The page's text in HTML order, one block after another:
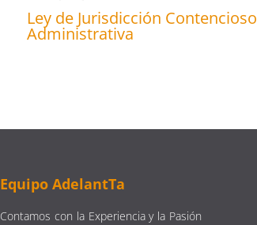
Ley de Jurisdicción Contencioso
Administrativa
Equipo AdelantTa
Contamos con la Experiencia y la Pasión